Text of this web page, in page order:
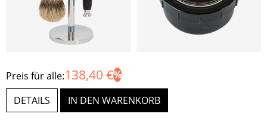
Preis für alle:138,40 €
DETAILS IN DEN WARENKORB